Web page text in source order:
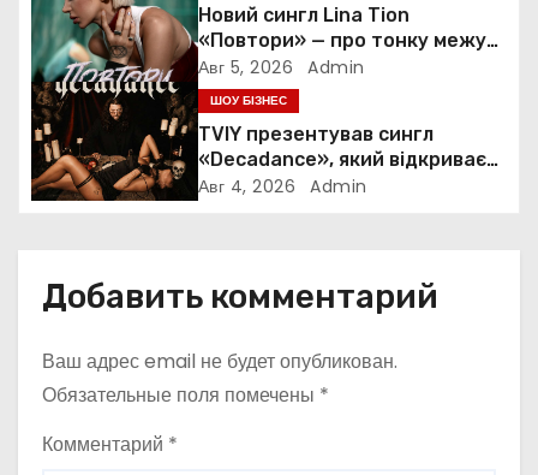
з
а
п
и
я
Новий сингл Lina Tion
«Повтори» — про тонку межу
між коханням, залежністю та
нав’язливою прив’язаністю
Авг 5, 2026 Admin
ШОУ БІЗНЕС
TVIY презентував сингл
«Decadance», який відкриває
нову сторінку українського
Авг 4, 2026 Admin
Добавить комментарий
Ваш адрес email не будет опубликован.
Обязательные поля помечены *
Комментарий *